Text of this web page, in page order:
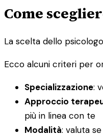
Come
La scelta dello
Ecco alcuni criteri per
Specializzazione:
Approccio
più in linea con te
Modalità: valuta